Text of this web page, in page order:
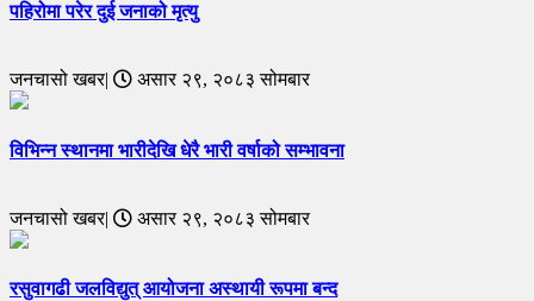
पहिरोमा परेर दुई जनाको मृत्यु
जनचासो खबर| असार २९, २०८३ सोमबार
विभिन्न स्थानमा भारीदेखि धेरै भारी वर्षाको सम्भावना
जनचासो खबर| असार २९, २०८३ सोमबार
रसुवागढी जलविद्युत् आयोजना अस्थायी रूपमा बन्द